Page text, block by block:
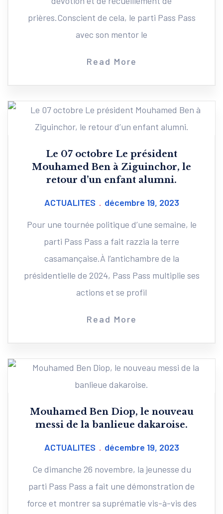
prières.Conscient de cela, le parti Pass Pass
avec son mentor le
Read More
Le 07 octobre Le président
Mouhamed Ben à Ziguinchor, le
retour d’un enfant alumni.
ACTUALITES
décembre 19, 2023
Pour une tournée politique d’une semaine, le
parti Pass Pass a fait razzia la terre
casamançaise.À l’antichambre de la
présidentielle de 2024, Pass Pass multiplie ses
actions et se profil
Read More
Mouhamed Ben Diop, le nouveau
messi de la banlieue dakaroise.
ACTUALITES
décembre 19, 2023
Ce dimanche 26 novembre, la jeunesse du
parti Pass Pass a fait une démonstration de
force et montrer sa suprématie vis-à-vis des